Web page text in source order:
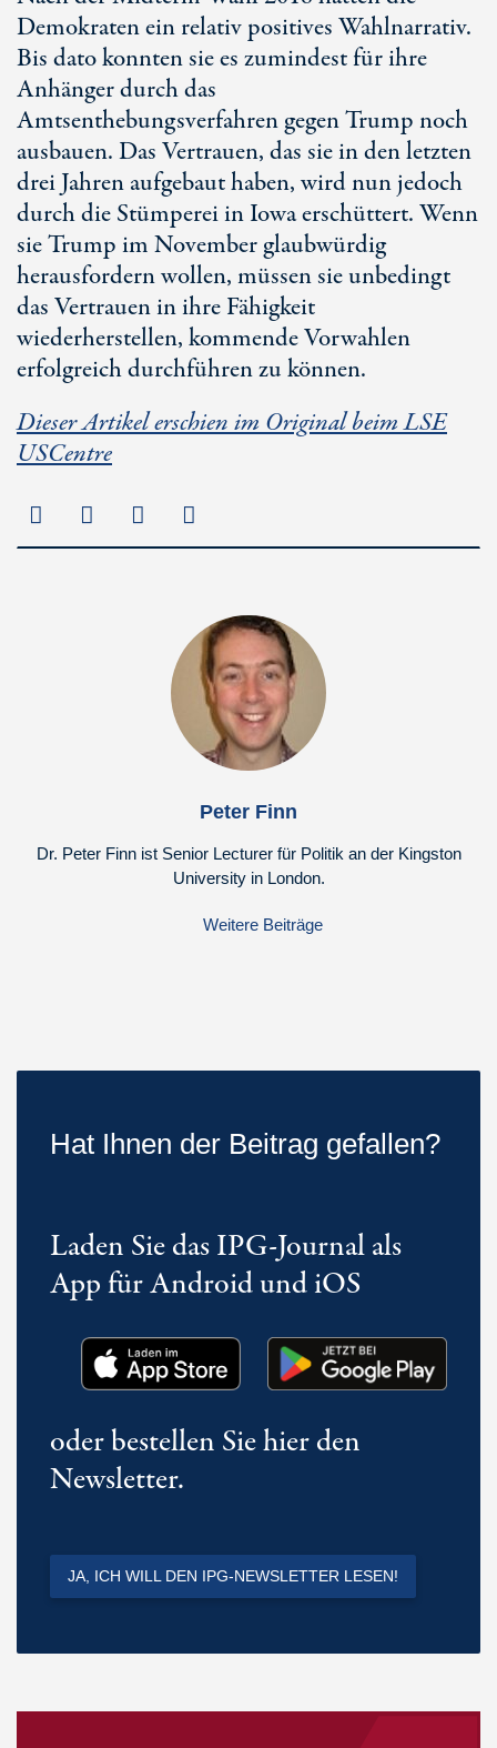
Demokraten ein relativ positives Wahlnarrativ.
Bis dato konnten sie es zumindest für ihre
Anhänger durch das
Amtsenthebungsverfahren gegen Trump noch
ausbauen. Das Vertrauen, das sie in den letzten
drei Jahren aufgebaut haben, wird nun jedoch
durch die Stümperei in Iowa erschüttert. Wenn
sie Trump im November glaubwürdig
herausfordern wollen, müssen sie unbedingt
das Vertrauen in ihre Fähigkeit
wiederherstellen, kommende Vorwahlen
erfolgreich durchführen zu können.
Dieser Artikel erschien im Original beim LSE
USCentre
Peter Finn
Dr. Peter Finn ist Senior Lecturer für Politik an der Kingston
University in London.
Weitere Beiträge
Hat Ihnen der Beitrag gefallen?
Laden Sie das IPG-Journal als
App für Android und iOS
oder bestellen Sie hier den
Newsletter.
JA, ICH WILL DEN IPG-NEWSLETTER LESEN!